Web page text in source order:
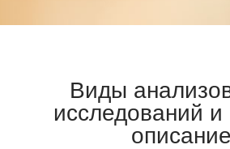
Виды
исследований и
описание